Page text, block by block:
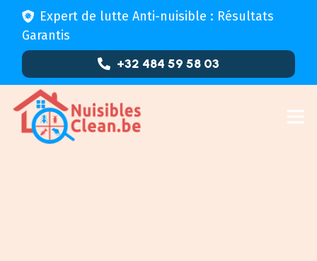
Expert de lutte Anti-nuisible : Résultats
Garantis
+32 484 59 58 03